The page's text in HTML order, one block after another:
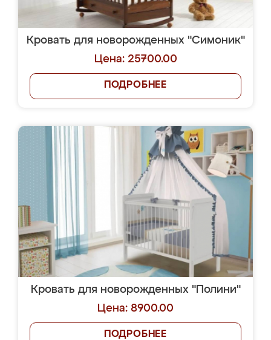
Кровать для новорожденных "Симоник"
Цена: 25700.00
ПОДРОБНЕЕ
Кровать для новорожденных "Полини"
Цена: 8900.00
ПОДРОБНЕЕ